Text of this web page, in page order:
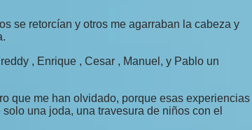
se retorcían y otros me agarraban la cabeza y
, Enrique , Cesar , Manuel, y Pablo un
que me han olvidado, porque esas experiencias
una joda, una travesura de niños con el